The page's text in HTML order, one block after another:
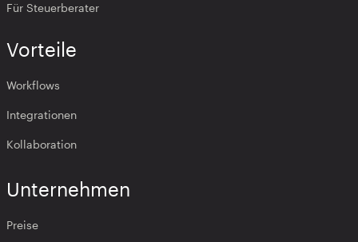
Für Steuerberater
Vorteile
Workflows
Integrationen
Kollaboration
Unternehmen
Preise